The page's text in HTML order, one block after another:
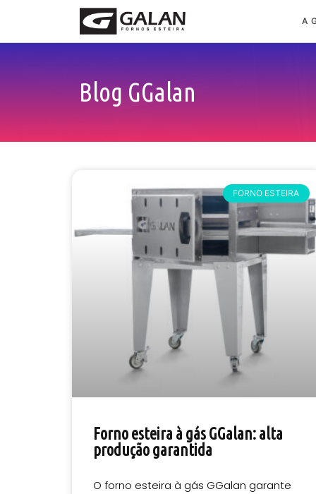
A
Blog GGalan
FORNO ESTEIRA
Forno esteira à gás GGalan: alta
produção garantida
O forno esteira à gás GGalan garante